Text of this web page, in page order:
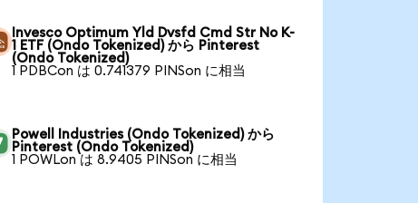
Invesco Optimum Yld Dvsfd Cmd Str No K-
1 ETF (Ondo Tokenized) から Pinterest
(Ondo Tokenized)
1 PDBCon は 0.741379 PINSon に相当
Powell Industries (Ondo Tokenized) から
Pinterest (Ondo Tokenized)
1 POWLon は 8.9405 PINSon に相当